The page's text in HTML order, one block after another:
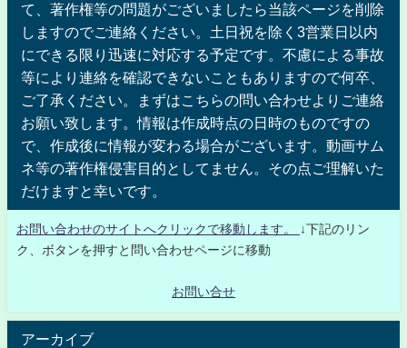
て、著作権等の問題がございましたら当該ページを削除
しますのでご連絡ください。土日祝を除く3営業日以内
にできる限り迅速に対応する予定です。不慮による事故
等により連絡を確認できないこともありますので何卒、
ご了承ください。まずはこちらの問い合わせよりご連絡
お願い致します。情報は作成時点の日時のものですの
で、作成後に情報が変わる場合がございます。動画サム
ネ等の著作権侵害目的としてません。その点ご理解いた
だけますと幸いです。
お問い合わせのサイトへクリックで移動します。
↓下記のリン
ク、ボタンを押すと問い合わせページに移動
お問い合せ
アーカイブ